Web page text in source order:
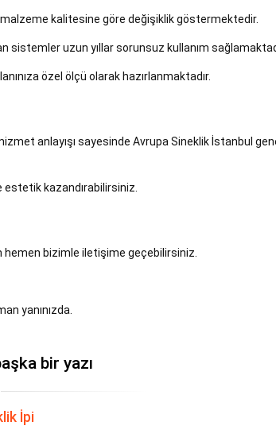
kalitesine göre değişiklik göstermektedir.
sistemler uzun yıllar sorunsuz kullanım
özel ölçü olarak hazırlanmaktadır.
anlayışı sayesinde Avrupa Sineklik İstanbul
kazandırabilirsiniz.
bizimle iletişime geçebilirsiniz.
yanınızda.
bir yazı
İpi